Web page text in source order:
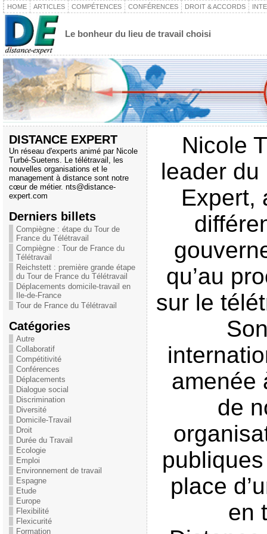
HOME ARTICLES COMPÉTENCES CONFÉRENCES DROIT & ACCORDS
Le bonheur du lieu de travail choisi
DISTANCE EXPERT
Un réseau d'experts animé par Nicole
Turbé-Suetens. Le télétravail, les
nouvelles organisations et le
management à distance sont notre
cœur de métier. nts@distance-
expert.com
Derniers billets
Compiègne : étape du Tour de
France du Télétravail
Compiègne : Tour de France du
Télétravail
Reichstett : première grande étape
du Tour de France du Télétravail
Déplacements domicile-travail en
Ile-de-France
Tour de France du Télétravail
Catégories
Autre
Collaboratif
Compétitivité
Conférences
Déplacements
Dialogue social
Discrimination
Diversité
Domicile-Travail
Droit
Durée du Travail
Ecologie
Emploi
Environnement de travail
Espagne
Etude
Europe
Flexibilité
Flexicurité
Formation
Nicole
leader du
Expert,
qu’au
sur le
amenée
de
place
en